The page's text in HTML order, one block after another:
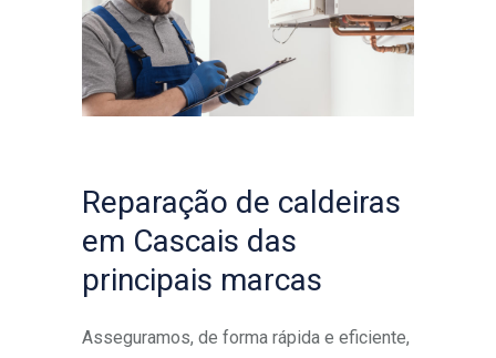
Reparação de caldeiras
em Cascais das
principais marcas
Asseguramos, de forma rápida e eficiente,